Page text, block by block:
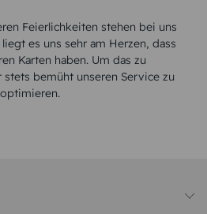
Feierlichkeiten stehen bei uns
es uns sehr am Herzen, dass
Karten haben. Um das zu
bemüht unseren Service zu
optimieren.